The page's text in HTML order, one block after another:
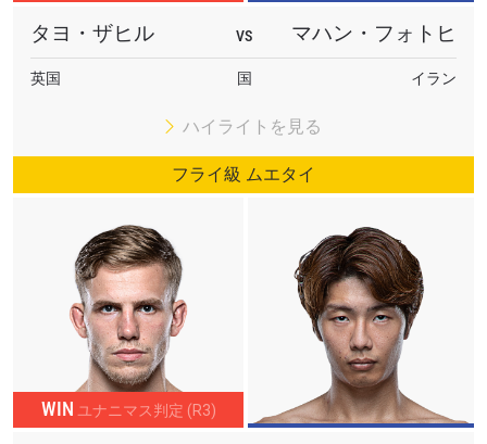
タヨ・ザヒル VS マハン・フォトヒ
英国 国 イラン
ハイライトを見る
フライ級 ムエタイ
WIN ユナニマス判定 (R3)